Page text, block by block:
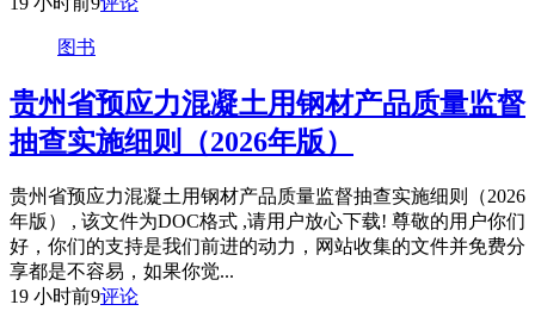
图书
贵州省预应力混凝土用钢材产品质量监督
抽查实施细则（2026年版）
贵州省预应力混凝土用钢材产品质量监督抽查实施细则（2026
年版） , 该文件为DOC格式 ,请用户放心下载! 尊敬的用户你们
好，你们的支持是我们前进的动力，网站收集的文件并免费分
享都是不容易，如果你觉...
19 小时前9评论